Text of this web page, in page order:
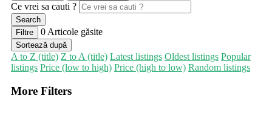
Ce vrei sa cauti ?
Search
Filtre
0 Articole găsite
Sortează după
A to Z (title) Z to A (title) Latest listings Oldest listings Popular
listings Price (low to high) Price (high to low) Random listings
More Filters